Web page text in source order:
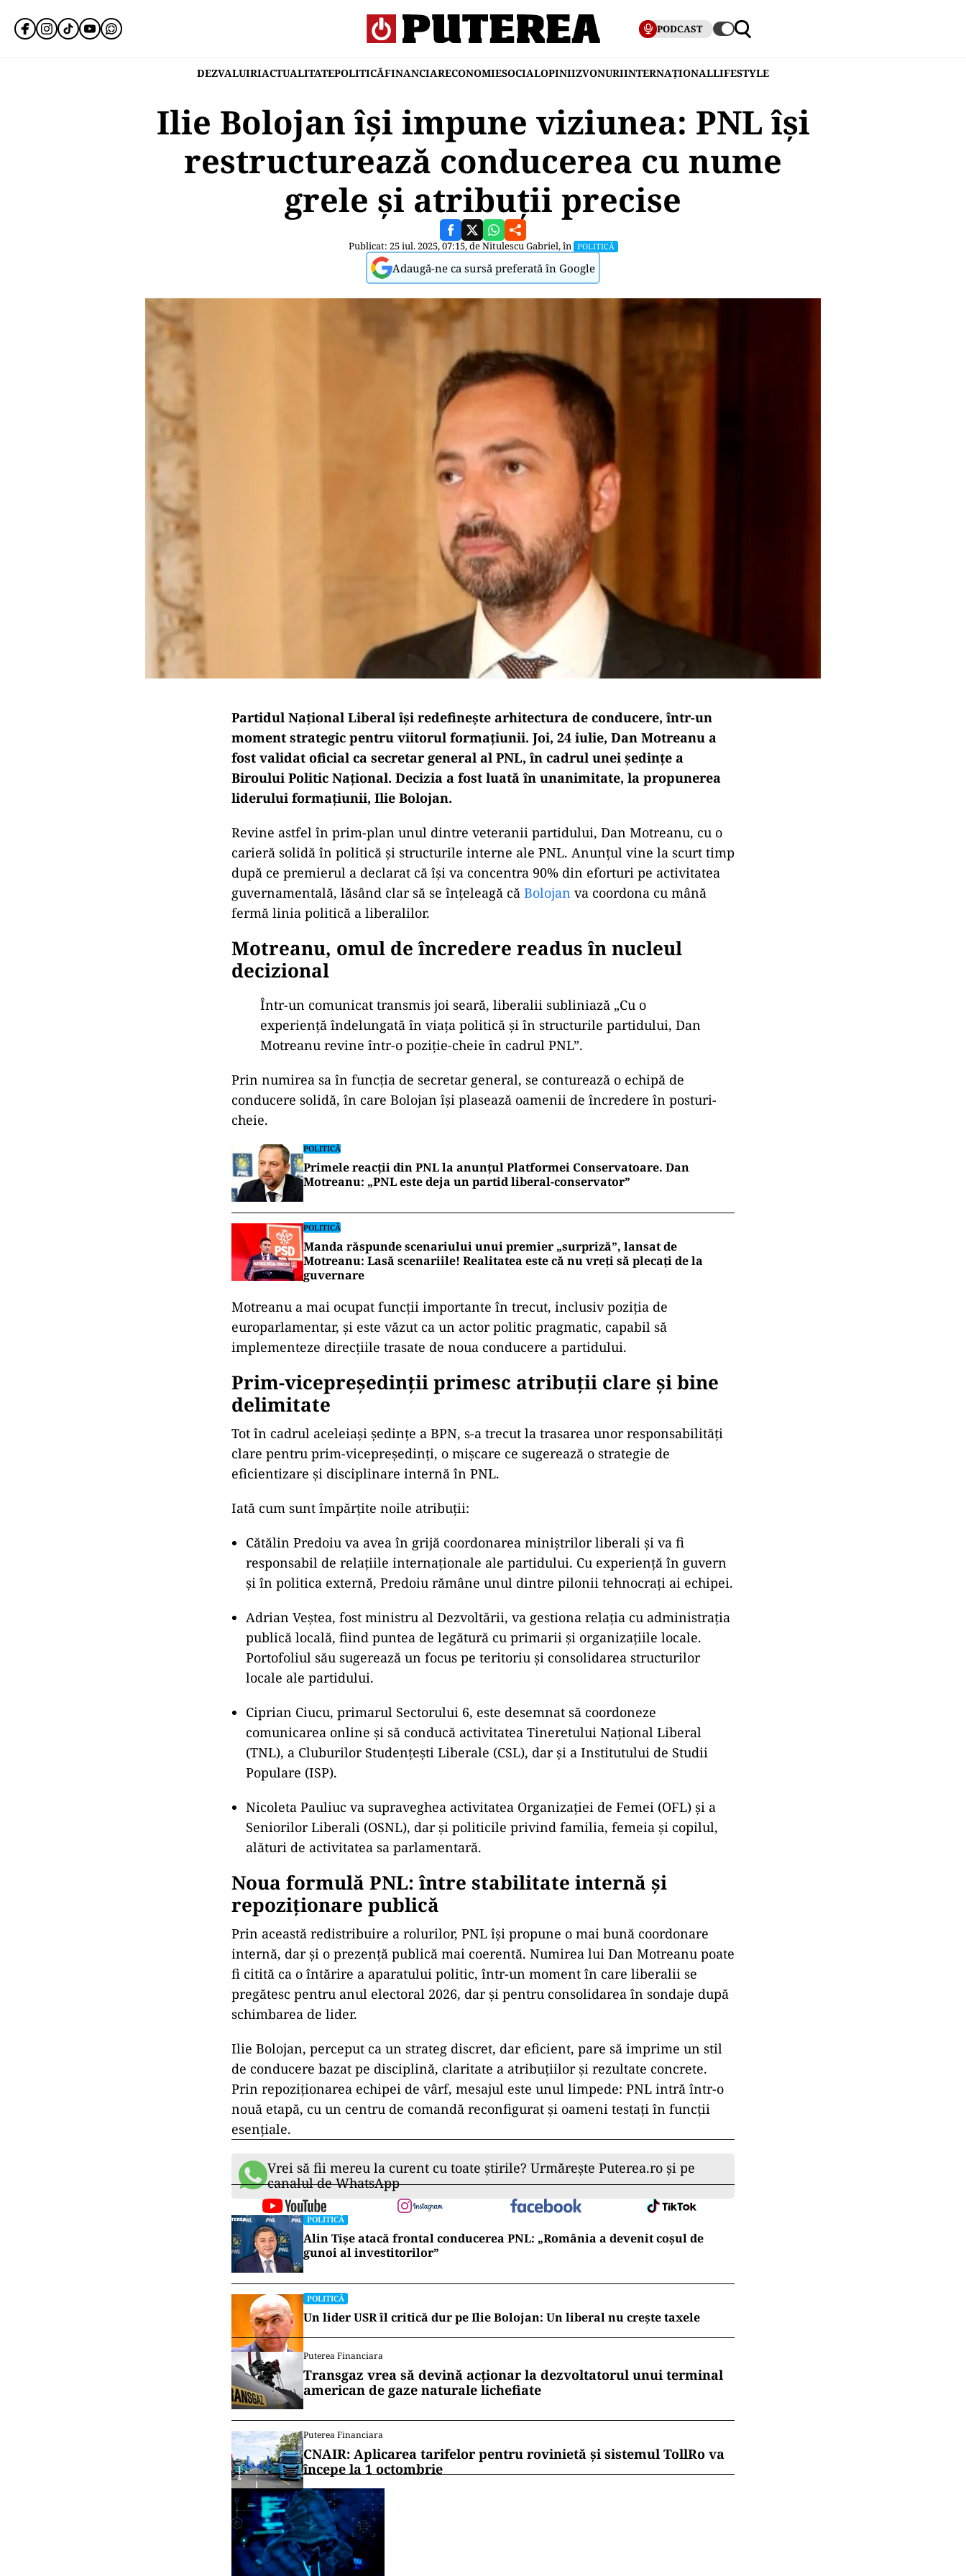
PODCAST
DEZVALUIRIACTUALITATEPOLITICĂFINANCIARECONOMIESOCIALOPINIIZVONURIINTERNAȚIONALLIFESTYLE
Ilie Bolojan își impune viziunea: PNL își
restructurează conducerea cu nume
grele și atribuții precise
Publicat: 25 iul. 2025, 07:15, deNitulescu Gabriel, în POLITICĂ
Adaugă-ne ca sursă preferată în Google
Partidul Național Liberal își redefinește arhitectura de conducere, într-un
moment strategic pentru viitorul formațiunii. Joi, 24 iulie, Dan Motreanu a
fost validat oficial ca secretar general al PNL, în cadrul unei ședințe a
Biroului Politic Național. Decizia a fost luată în unanimitate, la propunerea
liderului formațiunii, Ilie Bolojan.
Revine astfel în prim-plan unul dintre veteranii partidului, Dan Motreanu, cu o
carieră solidă în politică și structurile interne ale PNL. Anunțul vine la scurt timp
după ce premierul a declarat că își va concentra 90% din eforturi pe activitatea
guvernamentală, lăsând clar să se înțeleagă că Bolojan va coordona cu mână
fermă linia politică a liberalilor.
ad
Motreanu, omul de încredere readus în nucleul
decizional
Într-un comunicat transmis joi seară, liberalii subliniază „Cu o
experiență îndelungată în viața politică și în structurile partidului, Dan
Prin numirea sa în funcția de secretar general, se conturează o echipă de
conducere solidă, în care Bolojan își plasează oamenii de încredere în posturi-
POLITICĂ
Primele reacții din PNL la anunțul Platformei Conservatoare. Dan
Motreanu: „PNL este deja un partid liberal-conservator”
POLITICĂ
Motreanu: Lasă scenariile! Realitatea este că nu vreți să plecați de la
guvernare
Motreanu a mai ocupat funcții importante în trecut, inclusiv poziția de
europarlamentar, și este văzut ca un actor politic pragmatic, capabil să
implementeze direcțiile trasate de noua conducere a partidului.
Prim-vicepreședinții primesc atribuții clare și bine
delimitate
Tot în cadrul aceleiași ședințe a BPN, s-a trecut la trasarea unor responsabilități
eficientizare și disciplinare internă în PNL.
Iată cum sunt împărțite noile atribuții:
responsabil de relațiile internaționale ale partidului. Cu experiență în guvern
și în politica externă, Predoiu rămâne unul dintre pilonii tehnocrați ai echipei.
publică locală, fiind puntea de legătură cu primarii și organizațiile locale.
Portofoliul său sugerează un focus pe teritoriu și consolidarea structurilor
locale ale partidului.
Ciprian Ciucu, primarul Sectorului 6, este desemnat să coordoneze
comunicarea online și să conducă activitatea Tineretului Național Liberal
(TNL), a Cluburilor Studențești Liberale (CSL), dar și a Institutului de Studii
Populare (ISP).
Nicoleta Pauliuc va supraveghea activitatea Organizației de Femei (OFL) și a
Seniorilor Liberali (OSNL), dar și politicile privind familia, femeia și copilul,
alături de activitatea sa parlamentară.
Noua formulă PNL: între stabilitate internă și
Prin această redistribuire a rolurilor, PNL își propune o mai bună coordonare
internă, dar și o prezență publică mai coerentă. Numirea lui Dan Motreanu poate
fi citită ca o întărire a aparatului politic, într-un moment în care liberalii se
pregătesc pentru anul electoral 2026, dar și pentru consolidarea în sondaje după
schimbarea de lider.
Ilie Bolojan, perceput ca un strateg discret, dar eficient, pare să imprime un stil
de conducere bazat pe disciplină, claritate a atribuțiilor și rezultate concrete.
Prin repoziționarea echipei de vârf, mesajul este unul limpede: PNL intră într-o
nouă etapă, cu un centru de comandă reconfigurat și oameni testați în funcții
esențiale.
Vrei să fii mereu la curent cu toate știrile? Urmărește Puterea.ro și pe
canalul de WhatsApp
POLITICĂ
gunoi al investitorilor”
POLITICĂ
Un lider USR îl critică dur pe Ilie Bolojan: Un liberal nu crește taxele